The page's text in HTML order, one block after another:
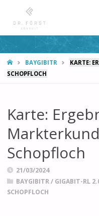
STARTBAYGIBITR
KARTE:
SCHOPFLOCH
Karte:
Schopfloch
21/03/2024
BAYGIBITR/ GIGABIT-RL
SCHOPFLOCH